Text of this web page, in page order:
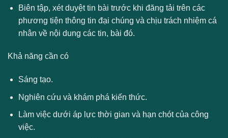
Biên tập, xét duyệt tin bài trước khi đăng tải trên các
phương tiện thông tin đại chúng và chịu trách nhiệm cá
nhân về nội dung các tin, bài đó.
Khả năng cần có
Sáng tạo.
Nghiên cứu và khám phá kiến thức.
Làm việc dưới áp lực thời gian và hạn chót của công
việc.